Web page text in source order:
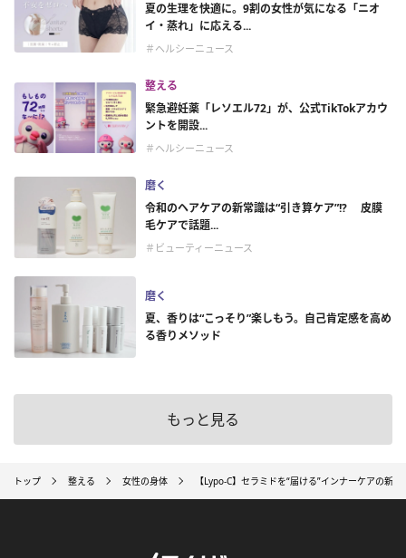
夏の生理を快適に。9割の女性が気になる「ニオ
イ・蒸れ」に応える...
＃ヘルシーニュース
整える
緊急避妊薬「レソエル72」が、公式TikTokアカウ
ントを開設...
＃ヘルシーニュース
磨く
令和のヘアケアの新常識は“引き算ケア”!? 皮膜
毛ケアで話題...
＃ビューティーニュース
磨く
夏、香りは“こっそり”楽しもう。自己肯定感を高め
る香りメソッド
もっと見る
トップ 整える 女性の身体 【Lypo-C】セラミドを“届ける”インナーケアの新